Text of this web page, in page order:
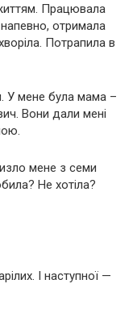
Працювала
отримала
Потрапила в
У мене була мама –
Вони дали мені
мене з семи
Не хотіла?
І наступної —